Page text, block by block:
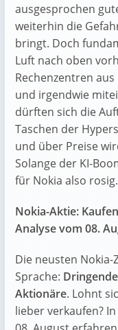
ausgesprochen
weiterhin die
bringt. Doch
Luft nach oben
Rechenzentren
und irgendwie
dürften sich die
Taschen der
und über Preise
Solange der KI-
für Nokia also rosig.
Nokia-Aktie:
Analyse vom 08.
Die neusten
Sprache:
Aktionäre. Lohnt
lieber verkaufen?